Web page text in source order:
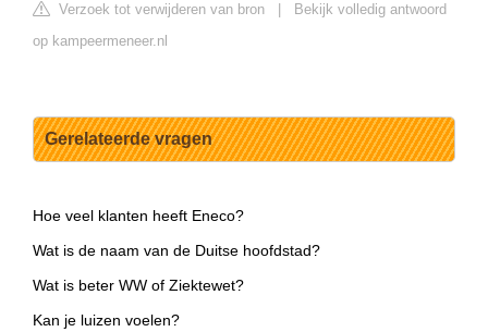
Verzoek tot verwijderen van bron
Bekijk volledig antwoord
op kampeermeneer.nl
Gerelateerde vragen
Hoe veel klanten heeft Eneco?
Wat is de naam van de Duitse hoofdstad?
Wat is beter WW of Ziektewet?
Kan je luizen voelen?